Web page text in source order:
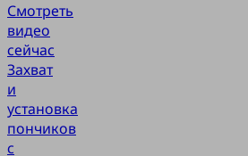
Смотреть
видео
сейчас
Захват
и
установка
пончиков
с